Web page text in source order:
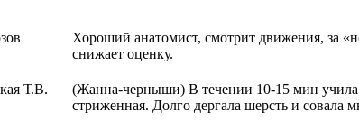
Хороший анатомист, смотрит движения, за
снижает оценку.
Т.В.
(Жанна-черныши) В течении 10-15 мин учила
стриженная. Долго дергала шерсть и совала